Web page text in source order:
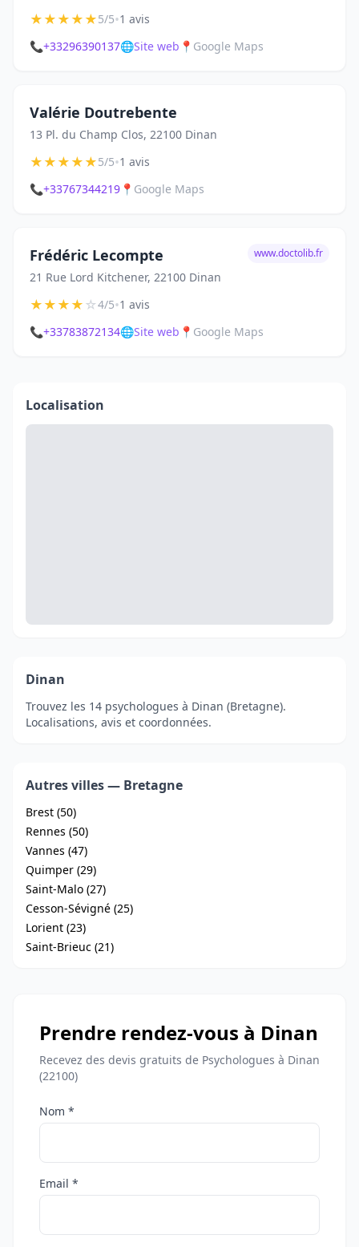
★★★★★5/5•1 avis
📞+33296390137🌐Site web 📍 Google Maps
Valérie Doutrebente
13 Pl. du Champ Clos, 22100 Dinan
★★★★★5/5•1 avis
📞+33767344219 📍 Google Maps
Frédéric Lecompte
21 Rue Lord Kitchener, 22100 Dinan
www.doctolib.fr
★★★★☆4/5•1 avis
📞+33783872134🌐Site web 📍 Google Maps
Localisation
Dinan
Trouvez les 14 psychologues à Dinan (Bretagne).
Localisations, avis et coordonnées.
Autres villes — Bretagne
Brest (50)
Rennes (50)
Vannes (47)
Quimper (29)
Saint-Malo (27)
Cesson-Sévigné (25)
Lorient (23)
Saint-Brieuc (21)
Prendre rendez-vous à Dinan
Recevez des devis gratuits de Psychologues à Dinan
(22100)
Nom *
Email *